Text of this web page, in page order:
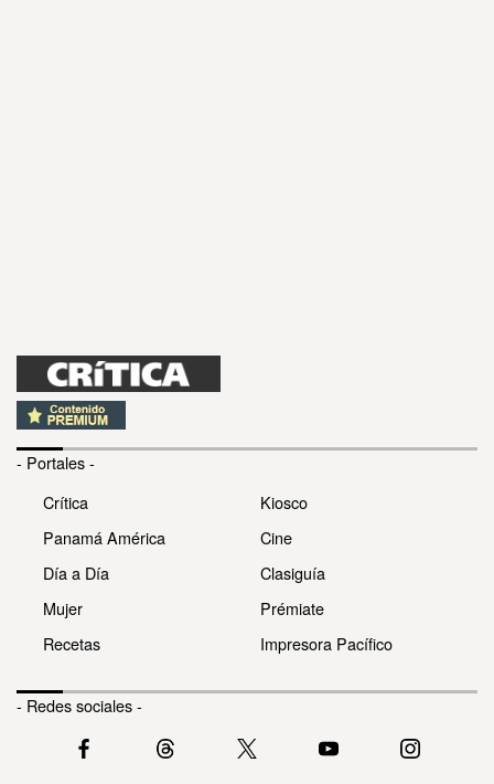
- Portales -
Crítica
Panamá América
Día a Día
Mujer
Recetas
Kiosco
Cine
Clasiguía
Prémiate
Impresora Pacífico
- Redes sociales -